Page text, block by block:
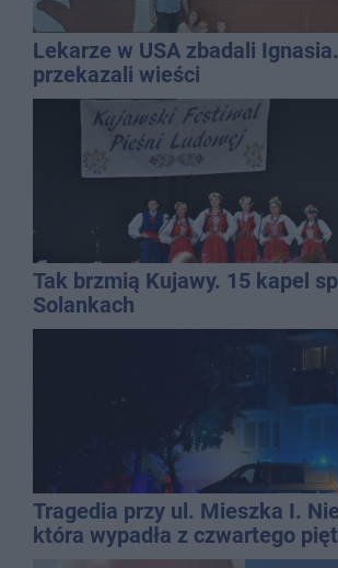
Lekarze w USA zbadali
przekazali wieści
Tak brzmią Kujawy. 15 kapel
Solankach
Tragedia przy ul. Mieszka I.
która wypadła z czwartego